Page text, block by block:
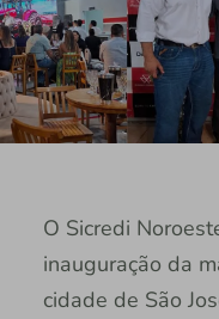
O Sicredi
inauguração da
cidade de São